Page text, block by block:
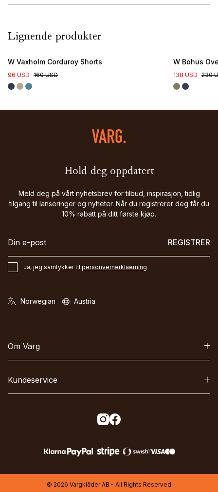
Lignende produkter
W Vaxholm Corduroy Shorts
96 USD 160 USD
W Bohus
138 USD 230
Hold deg oppdatert
Meld deg på vårt nyhetsbrev for tilbud, inspirasjon, tidlig
tilgang til lanseringer og nyheter. Når du registrerer deg får du
10% rabatt på ditt første kjøp.
REGISTRER
Ja, jeg samtykker til personvernerklaerning
Om Varg
Kundeservice
© 2026 Vargkläder AB - All Rights Reserved